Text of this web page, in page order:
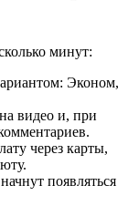
минут:
Эконом,
видео и, при
через карты,
появляться